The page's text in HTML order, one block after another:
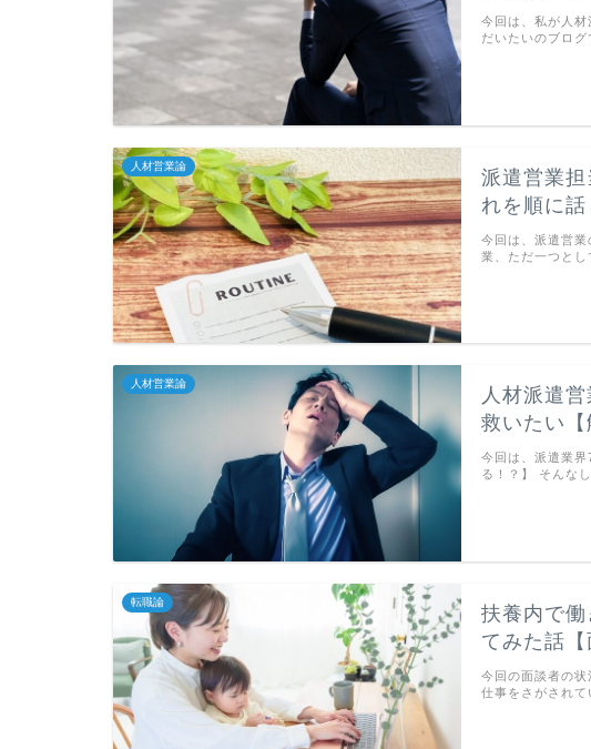
今回は、私が人材
だいたいのブロ
人材営業論
派遣営業
れを順に
今回は、派遣営
業、ただ一つと
人材営業論
人材派遣
救いたい【
今回は、派遣業
る！？】 そんな
転職論
扶養内で
てみた話【
今回の面談者の
仕事をさがされ